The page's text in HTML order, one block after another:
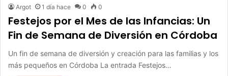
Argot 1 día hace 0 0
Festejos por el Mes de las Infancias: Un
Fin de Semana de Diversión en Córdoba
Un fin de semana de diversión y creación para las familias y los
más pequeños en Córdoba La entrada Festejos…